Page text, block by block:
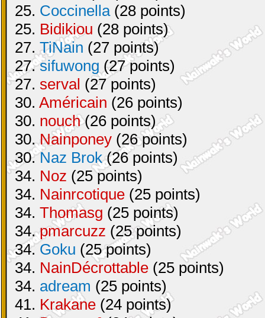
25. Coccinella(28 points)
25. Bidikiou (28 points)
27. TiNain (27 points)
27.sifuwong (27 points)
27. serval (27 points)
30. Américain (26 points)
30. nouch(26 points)
30.Nainponey (26 points)
30.Naz Brok(26 points)
34. Noz (25 points)
34. Nainrcotique (25 points)
34. Thomasg (25 points)
34.pmarcuzz (25 points)
34.Goku (25 points)
34. NainDécrottable (25 points)
34. adream (25 points)
41. Krakane (24 points)